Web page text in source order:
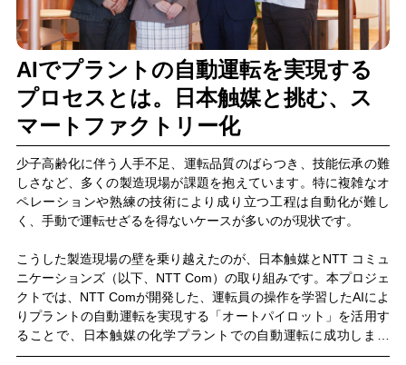
AIでプラントの自動運転を実現する
プロセスとは。日本触媒と挑む、ス
マートファクトリー化
少子高齢化に伴う人手不足、運転品質のばらつき、技能伝承の難
しさなど、多くの製造現場が課題を抱えています。特に複雑なオ
ペレーションや熟練の技術により成り立つ工程は自動化が難し
く、手動で運転せざるを得ないケースが多いのが現状です。
こうした製造現場の壁を乗り越えたのが、日本触媒とNTT コミュ
ニケーションズ（以下、NTT Com）の取り組みです。本プロジェ
クトでは、NTT Comが開発した、運転員の操作を学習したAIによ
りプラントの自動運転を実現する「オートパイロット」を活用す
ることで、日本触媒の化学プラントでの自動運転に成功しまし
た。両社のプロジェクトメンバーへのインタビューから、スマー